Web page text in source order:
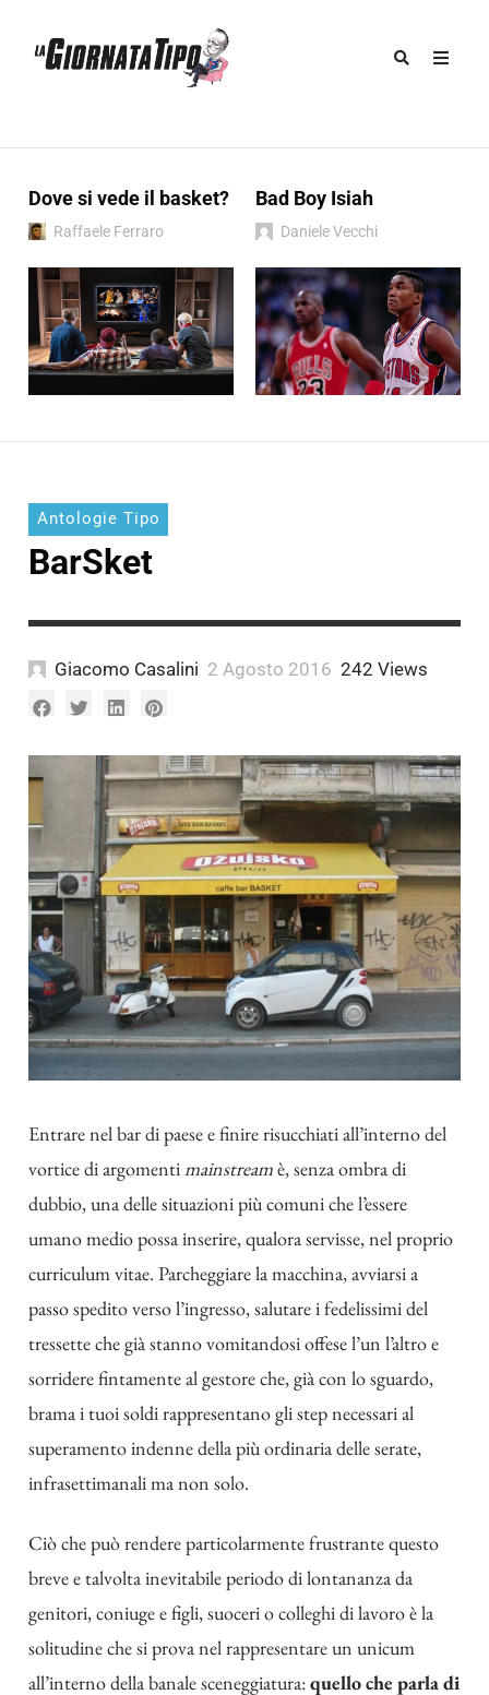
Dove si vede il basket?
Raffaele Ferraro
Bad Boy Isiah
Daniele Vecchi
Antologie Tipo
BarSket
Giacomo Casalini 2 Agosto 2016 242 Views
Entrare nel bar di paese e finire risucchiati all’interno del
vortice di argomentimainstreamè, senza ombra di
dubbio, una delle situazioni più comuni che l’essere
umano medio possa inserire, qualora servisse, nel proprio
curriculum vitae. Parcheggiare la macchina, avviarsi a
passo spedito verso l’ingresso, salutare i fedelissimi del
tressette che già stanno vomitandosi offese l’un l’altro e
sorridere fintamente al gestore che, già con lo sguardo,
brama i tuoi soldi rappresentano gli step necessari al
superamento indenne della più ordinaria delle serate,
infrasettimanali ma non solo.
Ciò che può rendere particolarmente frustrante questo
breve e talvolta inevitabile periodo di lontananza da
genitori, coniuge e figli, suoceri o colleghi di lavoro è la
solitudine che si prova nel rappresentare un unicum
all’interno della banale sceneggiatura:quello che parla di